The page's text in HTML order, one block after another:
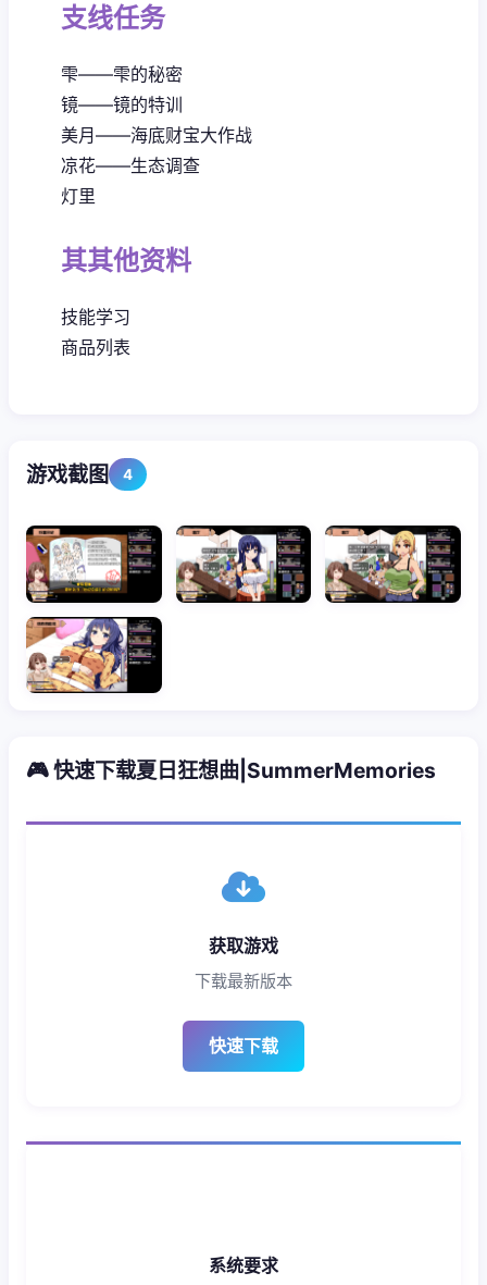
支线任务
雫——雫的秘密
镜——镜的特训
美月——海底财宝大作战
凉花——生态调查
灯里
其其他资料
技能学习
商品列表
游戏截图 4
🎮 快速下载夏日狂想曲|SummerMemories
获取游戏
下载最新版本
快速下载
系统要求